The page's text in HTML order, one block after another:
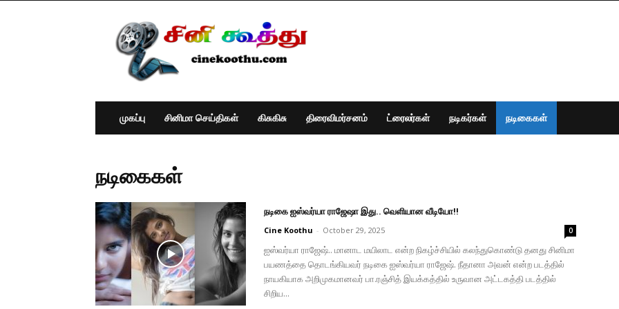
Cine
Koothu
:
Tamil
Cinema
News
முகப்பு
சினிமா செய்திகள் கிசுகிசு திரைவிமர்சனம் ட்ரைலர்கள் நடிகர்கள் நடிகைகள்
நடிகைகள்
நடிகை ஐஸ்வர்யா ராஜேஷா இது.. வெளியான வீடியோ!!
Cine Koothu - October 29, 2025 0
ஐஸ்வர்யா ராஜேஷ்.. மானாட மயிலாட என்ற நிகழ்ச்சியில் கலந்துகொண்டு தனது சினிமா
பயணத்தை தொடங்கியவர் நடிகை ஐஸ்வர்யா ராஜேஷ். நீதானா அவன் என்ற படத்தில்
நாயகியாக அறிமுகமானவர் பா.ரஞ்சித் இயக்கத்தில் உருவான அட்டகத்தி படத்தில்
சிறிய...